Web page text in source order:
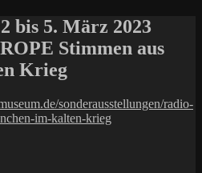
bis 5. März 2023
Stimmen aus
Krieg
sonderausstellungen/radio-
im-kalten-krieg